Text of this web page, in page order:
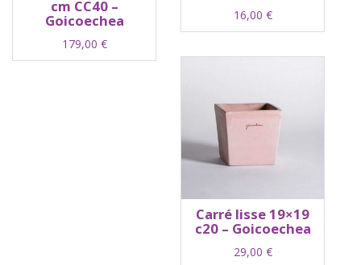
cm CC40 –
Goicoechea
179,00 €
16,00 €
Carré lisse 19×19
c20 – Goicoechea
29,00 €